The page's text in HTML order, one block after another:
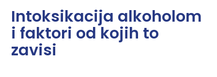
Intoksikacija alkoholom
i faktori od kojih to
zavisi